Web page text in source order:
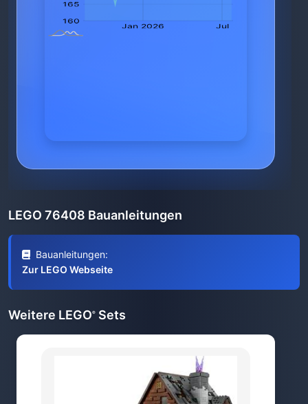
LEGO 76408 Bauanleitungen
Bauanleitungen:
Zur LEGO Webseite
Weitere LEGO® Sets